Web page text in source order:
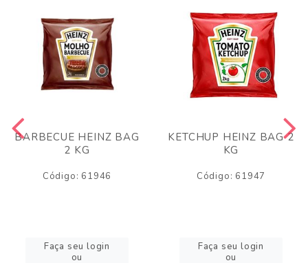
BARBECUE HEINZ BAG
2 KG
Código: 61946
Faça seu login
ou
KETCHUP HEINZ BAG 2
KG
Código: 61947
Faça seu login
ou